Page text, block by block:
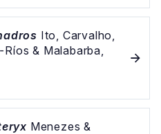
Ito, Carvalho,
& Malabarba,
Menezes &